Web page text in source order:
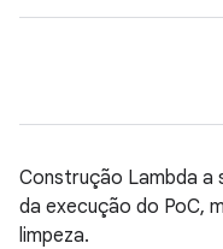
Construção Lambda a
da execução do PoC,
limpeza.